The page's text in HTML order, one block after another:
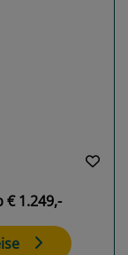
€ 1.249,-